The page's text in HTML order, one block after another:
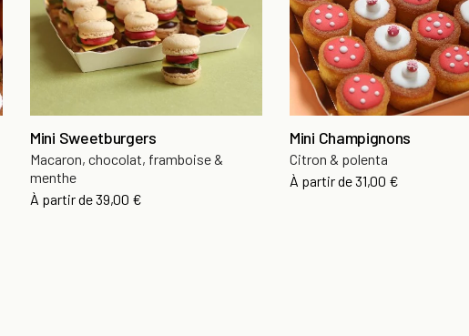
Mini Sweetburgers
Macaron, chocolat, framboise &
menthe
À partir de39,00 €
Mini Champignons
Citron & polenta
À partir de31,00 €